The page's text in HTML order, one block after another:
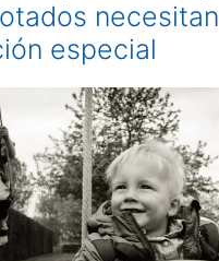
necesitan
especial